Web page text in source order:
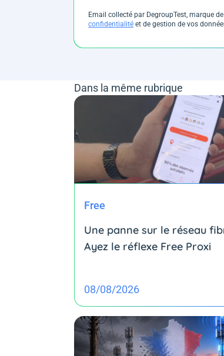
Email collecté par DegroupTest, marque
confidentialité et de gestion de vos
Dans la même rubrique
Free
Une panne sur le réseau
Ayez le réflexe Free Proxi
08/08/2026